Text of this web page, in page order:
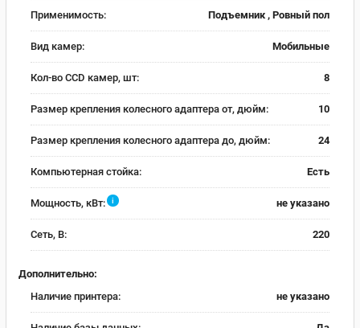
Применимость: Подъемник , Ровный пол
Вид камер: Мобильные
Кол-во CCD камер, шт: 8
Размер крепления колесного адаптера от, дюйм: 10
Размер крепления колесного адаптера до, дюйм: 24
Компьютерная стойка: Есть
Мощность, кВт: i не указано
Сеть, В: 220
Дополнительно:
Наличие принтера:
не указано